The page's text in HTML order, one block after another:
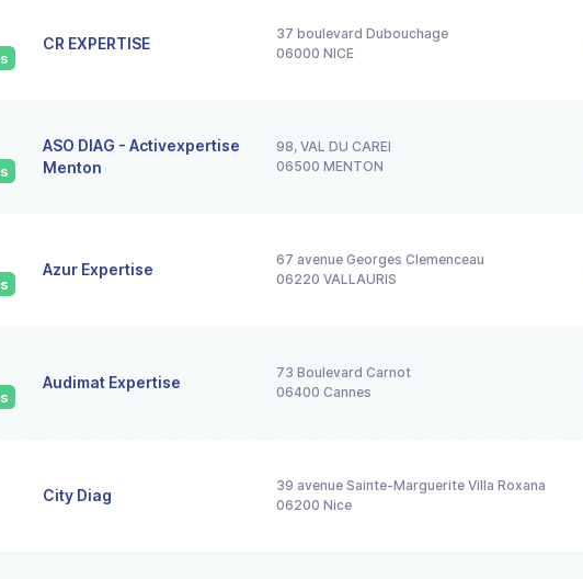
CR EXPERTISE
37 boulevard Dubouchage
06000 NICE
ASO DIAG - Activexpertise
Menton
98, VAL DU CAREI
06500 MENTON
Azur Expertise
67 avenue Georges Clemenceau
06220 VALLAURIS
Audimat Expertise
73 Boulevard Carnot
06400 Cannes
City Diag
39 avenue Sainte-Marguerite Villa Roxana
06200 Nice